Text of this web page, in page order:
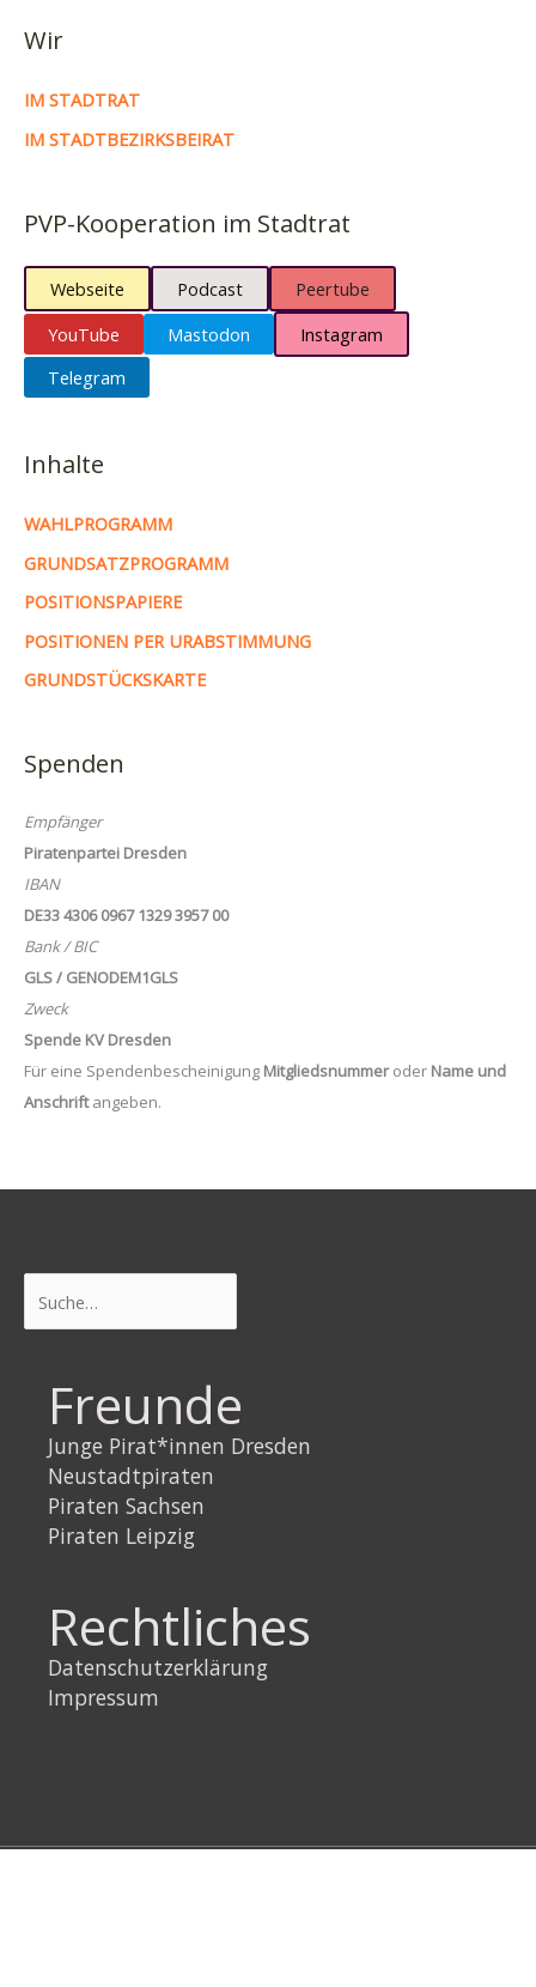
Wir
IM STADTRAT
IM STADTBEZIRKSBEIRAT
PVP-Kooperation im Stadtrat
Webseite Podcast
Peertube
YouTube
Mastodon
Instagram
Telegram
Inhalte
WAHLPROGRAMM
GRUNDSATZPROGRAMM
POSITIONSPAPIERE
POSITIONEN PER URABSTIMMUNG
GRUNDSTÜCKSKARTE
Spenden
Empfänger
Piratenpartei Dresden
IBAN
DE33 4306 0967 1329 3957 00
Bank / BIC
GLS / GENODEM1GLS
Zweck
Spende KV Dresden
Für eine Spendenbescheinigung Mitgliedsnummeroder Name und
Anschriftangeben.
Freunde
Junge Pirat*innen Dresden
Neustadtpiraten
Piraten Sachsen
Piraten Leipzig
Rechtliches
Datenschutzerklärung
Impressum